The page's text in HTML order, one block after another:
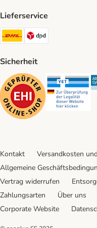
Lieferservice
DHL Shipping Method
Sicherheit
Security
Kontakt Versandkosten
Allgemeine
Vertrag widerrufen
Zahlungsarten
Über uns
Corporate Website